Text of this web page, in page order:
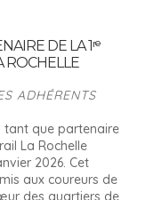
DE LA 1ʳᵉ
ROCHELLE
ADHÉRENTS
tant que partenaire
La Rochelle
2026. Cet
aux coureurs de
des quartiers de